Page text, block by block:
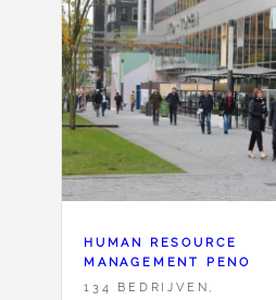
HUMAN RESOURCE
MANAGEMENT PENO
134 BEDRIJVEN,